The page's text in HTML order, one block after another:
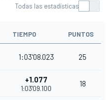
Todas las estadísticas
TIEMPO PUNTOS
1:03'08.023 25
+1.077
1:03'09.100
18